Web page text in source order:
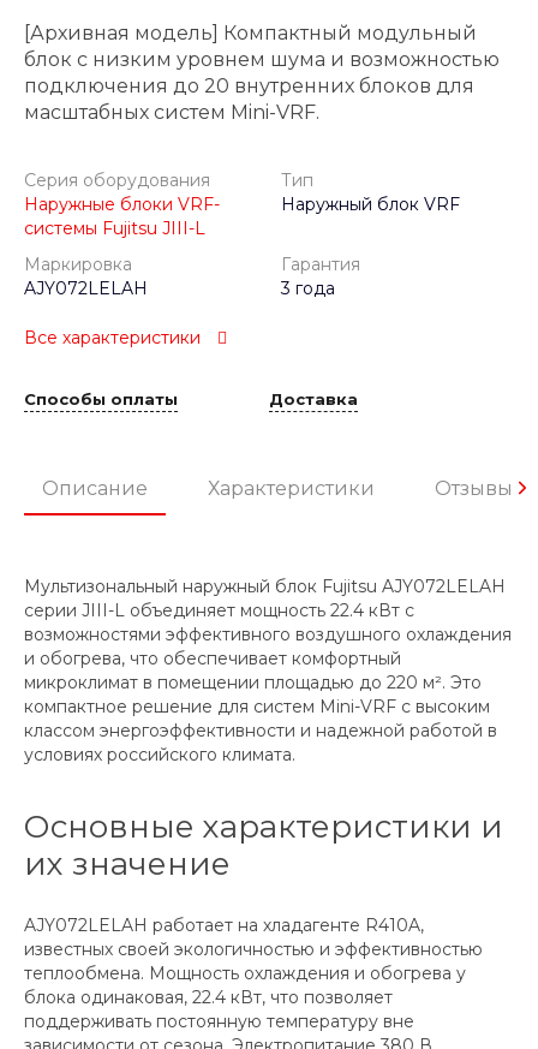
[Архивная модель] Компактный модульный
блок с низким уровнем шума и возможностью
подключения до 20 внутренних блоков для
масштабных систем Mini-VRF.
Серия оборудования
Наружные блоки VRF-
системы Fujitsu JIII-L
Тип
Наружный блок VRF
Маркировка
AJY072LELAH
Гарантия
3 года
Все характеристики
Способы оплаты Доставка
Описание Характеристики Отзывы
Мультизональный наружный блок Fujitsu AJY072LELAH
серии JIII-L объединяет мощность 22.4 кВт с
возможностями эффективного воздушного охлаждения
и обогрева, что обеспечивает комфортный
микроклимат в помещении площадью до 220 м². Это
компактное решение для систем Mini-VRF с высоким
классом энергоэффективности и надежной работой в
условиях российского климата.
Основные характеристики и
их значение
AJY072LELAH работает на хладагенте R410A,
известных своей экологичностью и эффективностью
теплообмена. Мощность охлаждения и обогрева у
блока одинаковая, 22.4 кВт, что позволяет
поддерживать постоянную температуру вне